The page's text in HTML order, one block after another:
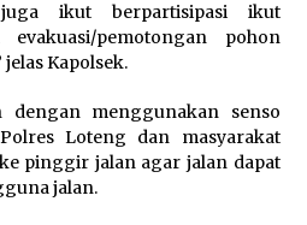
juga ikut berpartisipasi ikut
evakuasi/pemotongan pohon
Kapolsek.
dengan menggunakan senso
Loteng dan masyarakat
pinggir jalan agar jalan dapat
jalan.